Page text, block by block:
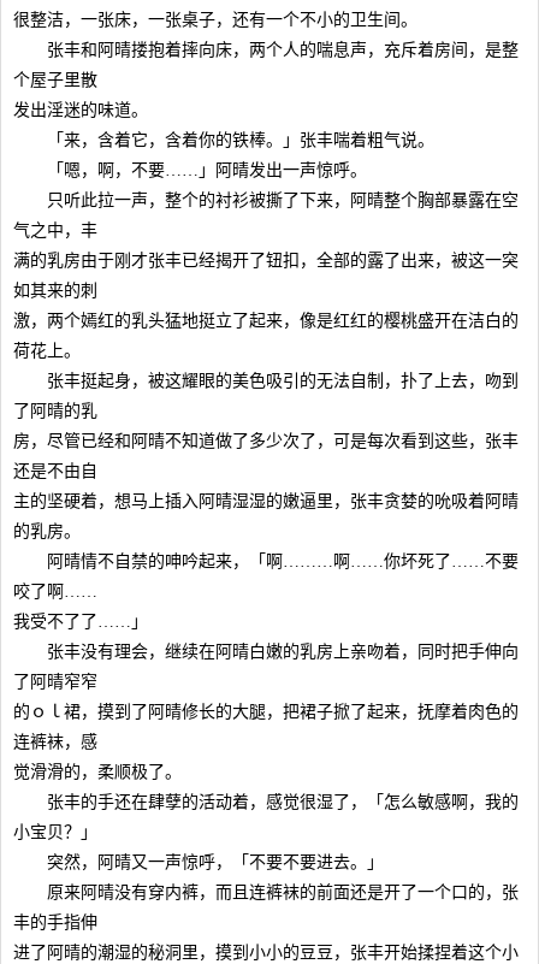
很整洁，一张床，一张桌子，还有一个不小的卫生间。
张丰和阿晴搂抱着摔向床，两个人的喘息声，充斥着房间，是整
个屋子里散
发出淫迷的味道。
「来，含着它，含着你的铁棒。」张丰喘着粗气说。
「嗯，啊，不要……」阿晴发出一声惊呼。
只听此拉一声，整个的衬衫被撕了下来，阿晴整个胸部暴露在空
气之中，丰
满的乳房由于刚才张丰已经揭开了钮扣，全部的露了出来，被这一突
如其来的刺
激，两个嫣红的乳头猛地挺立了起来，像是红红的樱桃盛开在洁白的
荷花上。
张丰挺起身，被这耀眼的美色吸引的无法自制，扑了上去，吻到
了阿晴的乳
房，尽管已经和阿晴不知道做了多少次了，可是每次看到这些，张丰
还是不由自
主的坚硬着，想马上插入阿晴湿湿的嫩逼里，张丰贪婪的吮吸着阿晴
的乳房。
阿晴情不自禁的呻吟起来，「啊………啊……你坏死了……不要
咬了啊……
我受不了了……」
张丰没有理会，继续在阿晴白嫩的乳房上亲吻着，同时把手伸向
了阿晴窄窄
的ｏｌ裙，摸到了阿晴修长的大腿，把裙子掀了起来，抚摩着肉色的
连裤袜，感
觉滑滑的，柔顺极了。
张丰的手还在肆孽的活动着，感觉很湿了，「怎么敏感啊，我的
小宝贝？」
突然，阿晴又一声惊呼，「不要不要进去。」
原来阿晴没有穿内裤，而且连裤袜的前面还是开了一个口的，张
丰的手指伸
进了阿晴的潮湿的秘洞里，摸到小小的豆豆，张丰开始揉捏着这个小